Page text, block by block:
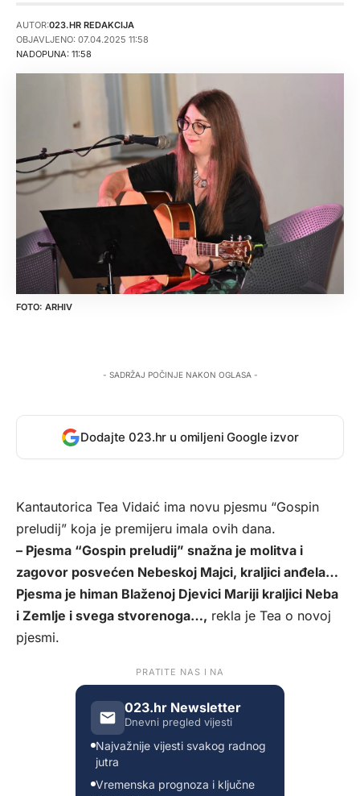
NADOPUNA: 11:58
AUTOR:023.HR REDAKCIJA
OBJAVLJENO: 07.04.2025 11:58
ARHIV
- SADRŽAJ POČINJE NAKON OGLASA -
Dodajte 023.hr u omiljeni Google izvor
Kantautorica Tea Vidaić ima novu pjesmu “Gospin
preludij” koja je premijeru imala ovih dana.
– Pjesma “Gospin preludij” snažna je molitva i
zagovor posvećen Nebeskoj Majci, kraljici anđela…
Pjesma je himan Blaženoj Djevici Mariji kraljici Neba
i Zemlje i svega stvorenoga…, rekla je Tea o novoj
pjesmi.
PRATITE NAS I NA
023.hr Newsletter
Dnevni pregled vijesti
Najvažnije vijesti svakog radnog
jutra
Vremenska prognoza i ključne